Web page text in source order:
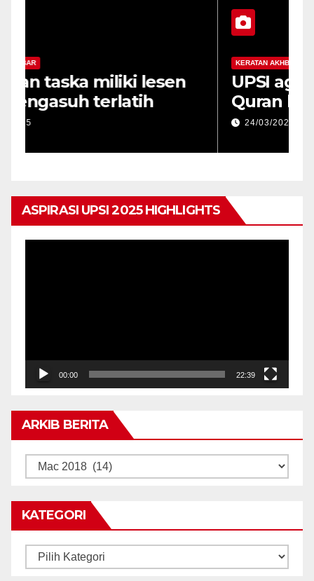
Pastikan taska miliki lesen
sah, pengasuh terlatih
ASPIRASI UPSI 2025 HIGHLIGHTS
00:00 22:39
ARKIB BERITA
ARKIB
KATEGORI
Kategori